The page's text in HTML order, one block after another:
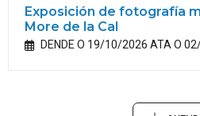
Exposición de fotografía
More de la Cal
DENDE O 19/10/2026 ATA O